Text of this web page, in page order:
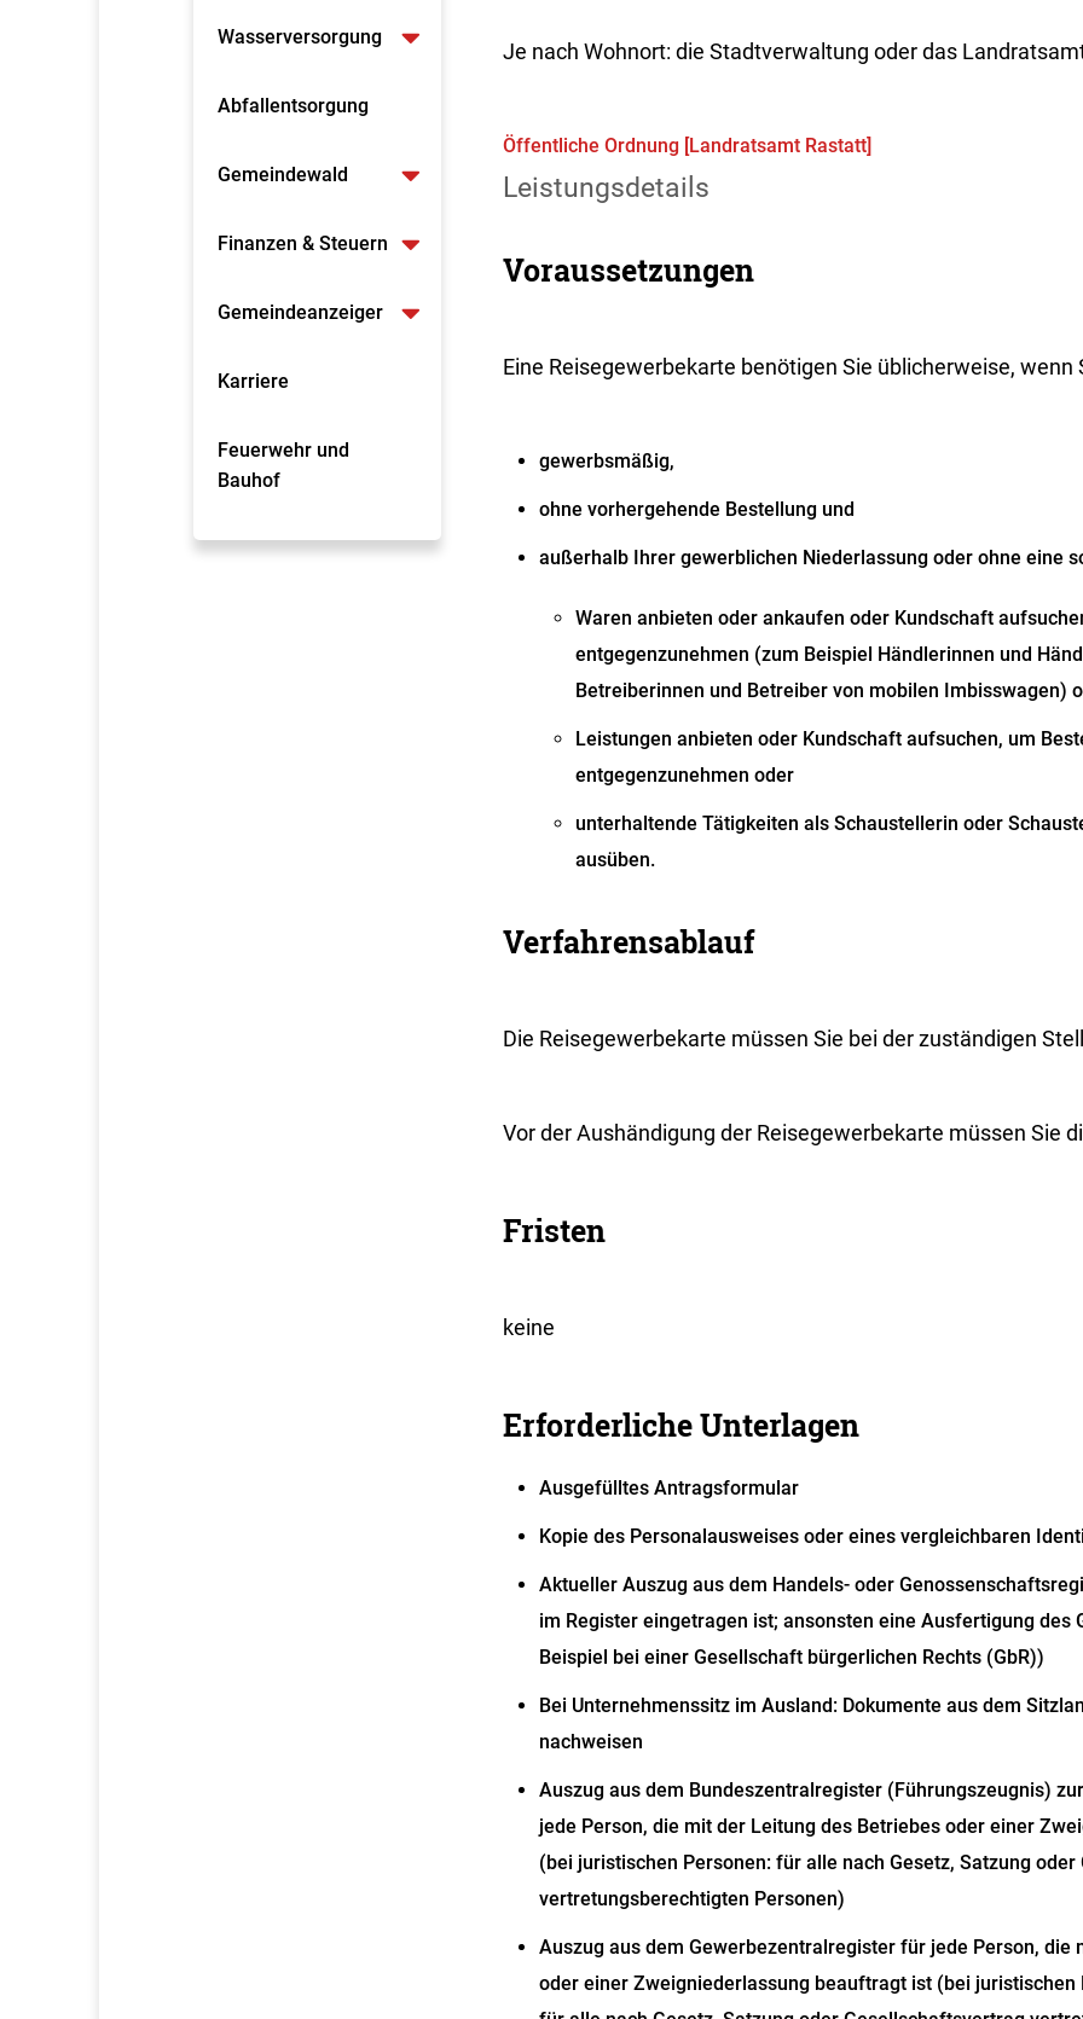
Wasserversorgung
Abfallentsorgung
Gemeindewald
Finanzen & Steuern
Gemeindeanzeiger
Karriere
Feuerwehr und
Bauhof
Je nach Wohnort: die Stadtverwaltung oder das
Öffentliche Ordnung [Landratsamt Rastatt]
Leistungsdetails
Voraussetzungen
Eine Reisegewerbekarte benötigen Sie üblicherweise, wenn
gewerbsmäßig,
ohne vorhergehende Bestellung und
außerhalb Ihrer gewerblichen Niederlassung oder ohne eine
Waren anbieten oder ankaufen oder Kundschaft
entgegenzunehmen (zum Beispiel Händlerinnen und
Betreiberinnen und Betreiber von mobilen Imbisswagen)
Leistungen anbieten oder Kundschaft aufsuchen, um
entgegenzunehmen oder
unterhaltende Tätigkeiten als Schaustellerin oder
ausüben.
Verfahrensablauf
Die Reisegewerbekarte müssen Sie bei der zuständigen
Vor der Aushändigung der Reisegewerbekarte müssen Sie
Fristen
keine
Erforderliche Unterlagen
Ausgefülltes Antragsformular
Kopie des Personalausweises oder eines vergleichbaren
Aktueller Auszug aus dem Handels- oder
im Register eingetragen ist; ansonsten eine Ausfertigung des
Beispiel bei einer Gesellschaft bürgerlichen Rechts (GbR))
Bei Unternehmenssitz im Ausland: Dokumente aus dem
nachweisen
Auszug aus dem Bundeszentralregister (Führungszeugnis)
jede Person, die mit der Leitung des Betriebes oder einer
(bei juristischen Personen: für alle nach Gesetz, Satzung
vertretungsberechtigten Personen)
Auszug aus dem Gewerbezentralregister für jede Person, die
oder einer Zweigniederlassung beauftragt ist (bei juristischen